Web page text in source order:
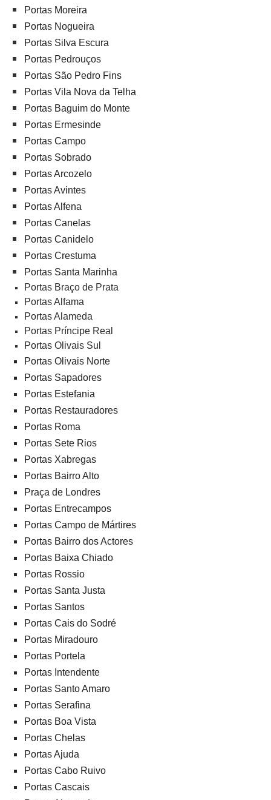
Portas Moreira
Portas Nogueira
Portas Silva Escura
Portas Pedrouços
Portas São Pedro Fins
Portas Vila Nova da Telha
Portas Baguim do Monte
Portas Ermesinde
Portas Campo
Portas Sobrado
Portas Arcozelo
Portas Avintes
Portas Alfena
Portas Canelas
Portas Canidelo
Portas Crestuma
Portas Santa Marinha
Portas Braço de Prata
Portas Alfama
Portas Alameda
Portas Príncipe Real
Portas Olivais Sul
Portas Olivais Norte
Portas Sapadores
Portas Estefania
Portas Restauradores
Portas Roma
Portas Sete Rios
Portas Xabregas
Portas Bairro Alto
Praça de Londres
Portas Entrecampos
Portas Campo de Mártires
Portas Bairro dos Actores
Portas Baixa Chiado
Portas Rossio
Portas Santa Justa
Portas Santos
Portas Cais do Sodré
Portas Miradouro
Portas Portela
Portas Intendente
Portas Santo Amaro
Portas Serafina
Portas Boa Vista
Portas Chelas
Portas Ajuda
Portas Cabo Ruivo
Portas Cascais